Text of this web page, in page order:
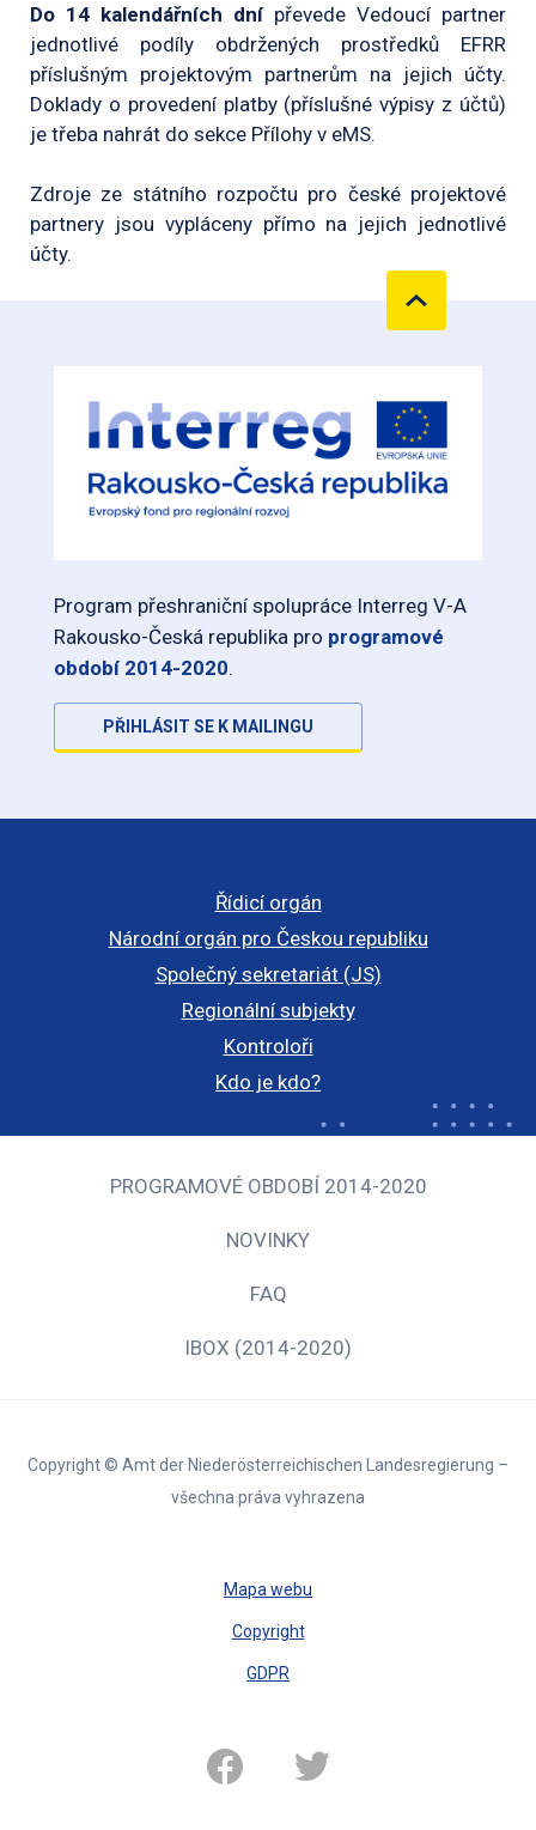
Do 14 kalendářních dní převede Vedoucí partner
jednotlivé podíly obdržených prostředků EFRR
příslušným projektovým partnerům na jejich účty.
Doklady o provedení platby (příslušné výpisy z účtů)
je třeba nahrát do sekce Přílohy v eMS.
Zdroje ze státního rozpočtu pro české projektové
partnery jsou vypláceny přímo na jejich jednotlivé
účty.
Program přeshraniční spolupráce Interreg V-A
Rakousko-Česká republika pro programové
období 2014-2020.
PŘIHLÁSIT SE K MAILINGU
Řídicí orgán
Národní orgán pro Českou republiku
Společný sekretariát (JS)
Regionální subjekty
Kontroloři
Kdo je kdo?
PROGRAMOVÉ OBDOBÍ 2014-2020
NOVINKY
FAQ
IBOX (2014-2020)
Copyright © Amt der Niederösterreichischen Landesregierung –
všechna práva vyhrazena
Mapa webu
Copyright
GDPR